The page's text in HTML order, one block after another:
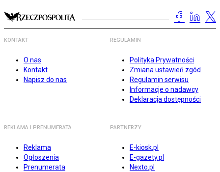
KONTAKT
O nas
Kontakt
Napisz do nas
REGULAMIN
Polityka Prywatności
Zmiana ustawień zgód
Regulamin serwisu
Informacje o nadawcy
Deklaracja dostępności
REKLAMA I PRENUMERATA
Reklama
Ogłoszenia
Prenumerata
PARTNERZY
E-kiosk.pl
E-gazety.pl
Nexto.pl